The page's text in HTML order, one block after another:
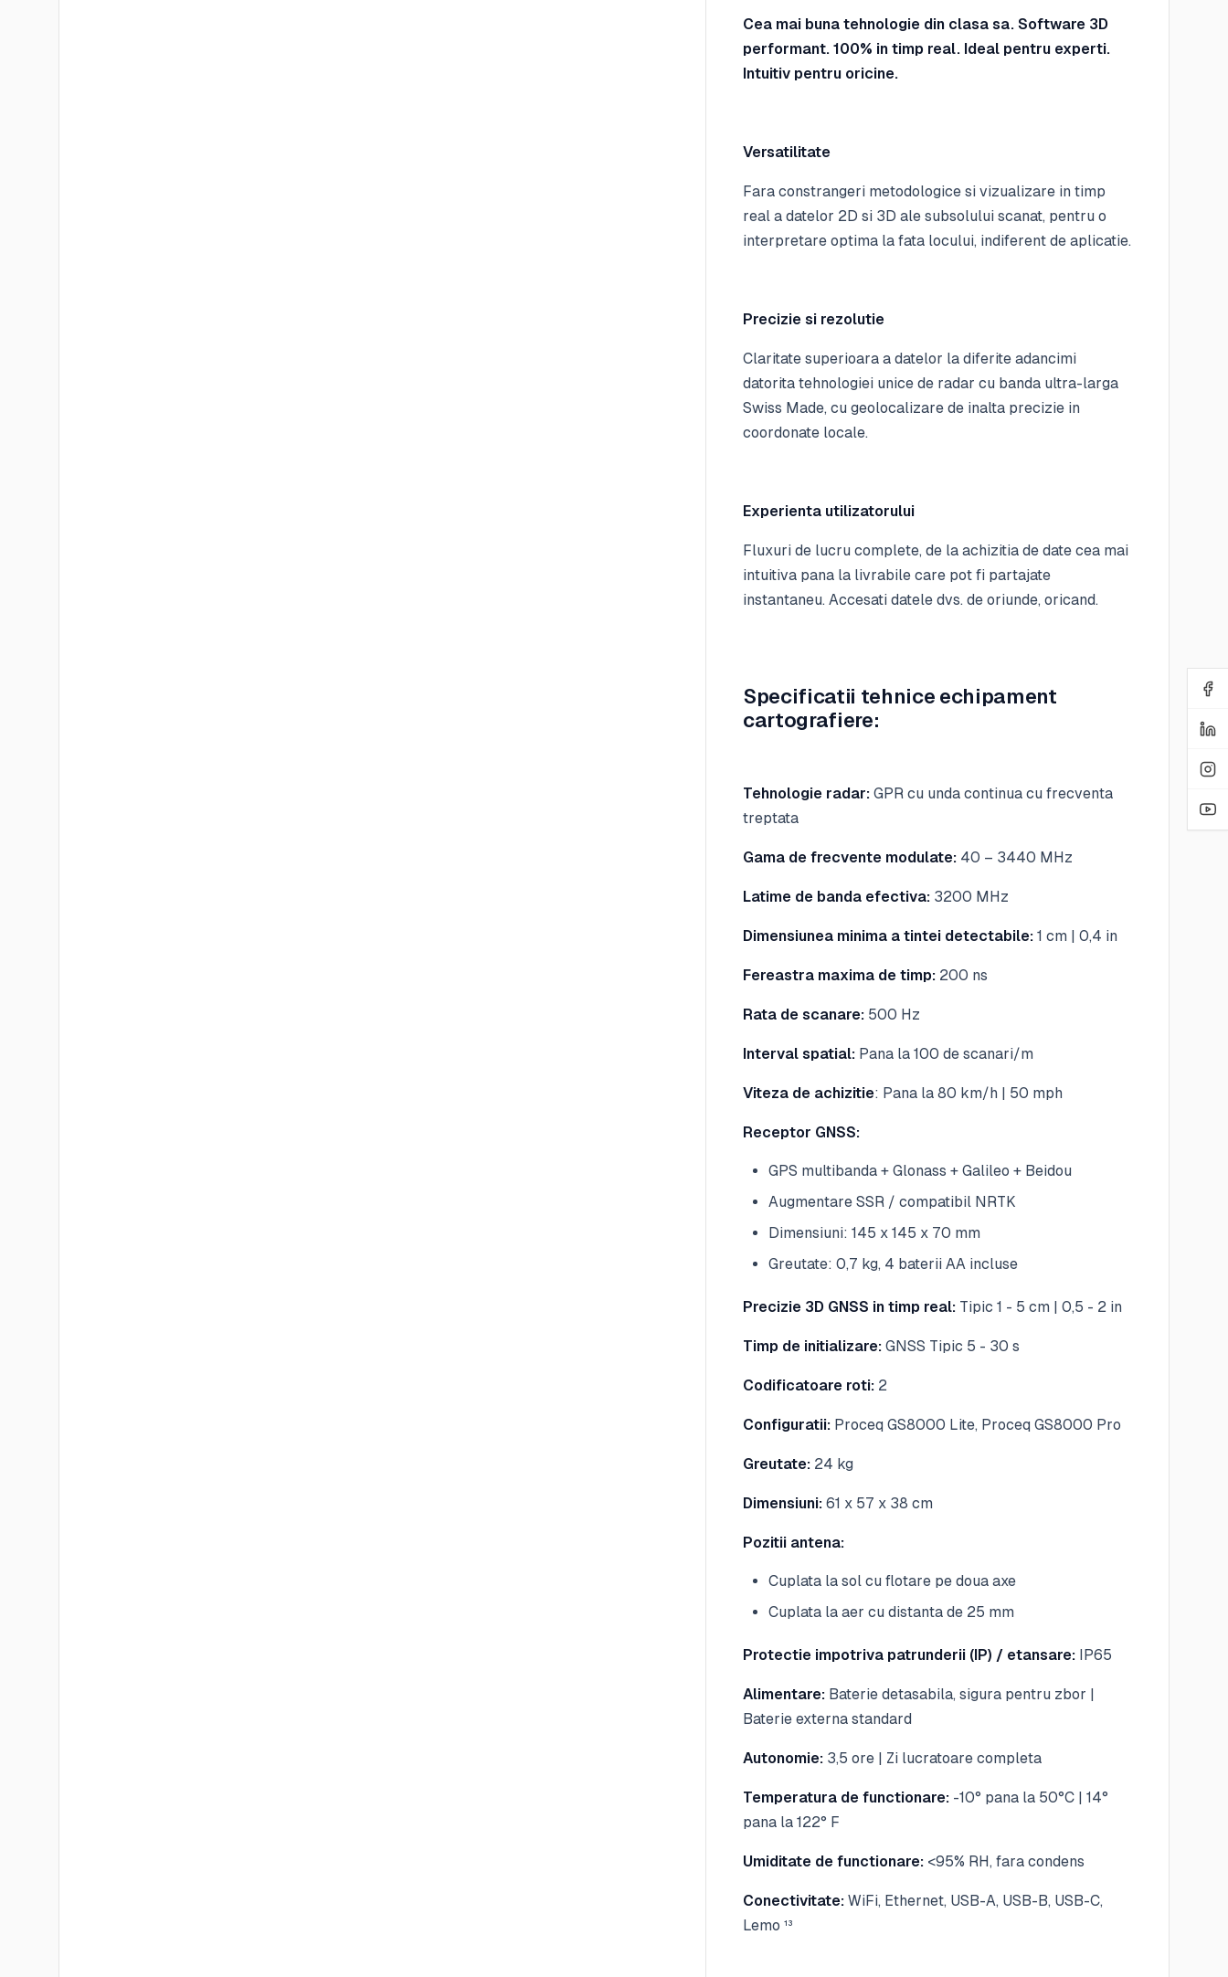
Cea mai buna tehnologie din clasa sa. Software 3D
performant. 100% in timp real. Ideal pentru experti.
Intuitiv pentru oricine.
Versatilitate
Fara constrangeri metodologice si vizualizare in timp
real a datelor 2D si 3D ale subsolului scanat, pentru o
interpretare optima la fata locului, indiferent de aplicatie.
Precizie si rezolutie
Claritate superioara a datelor la diferite adancimi
datorita tehnologiei unice de radar cu banda ultra-larga
Swiss Made, cu geolocalizare de inalta precizie in
coordonate locale.
Experienta utilizatorului
Fluxuri de lucru complete, de la achizitia de date cea mai
intuitiva pana la livrabile care pot fi partajate
instantaneu. Accesati datele dvs. de oriunde, oricand.
Specificatii tehnice echipament
cartografiere:
Tehnologie radar: GPR cu unda continua cu frecventa
treptata
Gama de frecvente modulate: 40 – 3440 MHz
Latime de banda efectiva: 3200 MHz
Dimensiunea minima a tintei detectabile: 1 cm | 0,4 in
Fereastra maxima de timp: 200 ns
Rata de scanare: 500 Hz
Interval spatial: Pana la 100 de scanari/m
Viteza de achizitie: Pana la 80 km/h | 50 mph
Receptor GNSS:
GPS multibanda + Glonass + Galileo + Beidou
Augmentare SSR / compatibil NRTK
Dimensiuni: 145 x 145 x 70 mm
Greutate: 0,7 kg, 4 baterii AA incluse
Precizie 3D GNSS in timp real: Tipic 1 - 5 cm | 0,5 - 2 in
Timp de initializare: GNSS Tipic 5 - 30 s
Codificatoare roti: 2
Configuratii: Proceq GS8000 Lite, Proceq GS8000 Pro
Greutate: 24 kg
Dimensiuni:61 x 57 x 38 cm
Pozitii antena:
Cuplata la sol cu flotare pe doua axe
Cuplata la aer cu distanta de 25 mm
Protectie impotriva patrunderii (IP) / etansare: IP65
Alimentare: Baterie detasabila, sigura pentru zbor |
Baterie externa standard
Autonomie: 3,5 ore | Zi lucratoare completa
Temperatura de functionare: -10° pana la 50°C | 14°
pana la 122° F
Umiditate de functionare: <95% RH, fara condens
Conectivitate: WiFi, Ethernet, USB-A, USB-B, USB-C,
Lemo ¹³